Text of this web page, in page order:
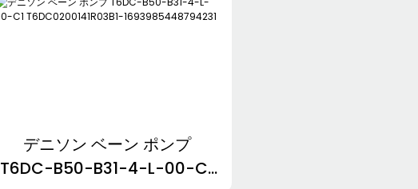
デニソン ベーン ポンプ
T6DC-B50-B31-4-L-00-C1